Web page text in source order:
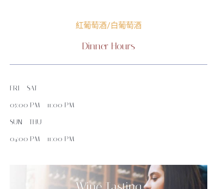
紅葡萄酒/白葡萄酒
Dinner Hours
FRI - SAT
05:00 PM - 11:00 PM
SUN - THU
04:00 PM - 11:00 PM